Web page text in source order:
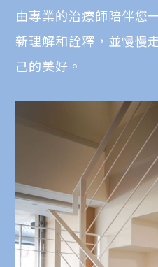
由專業的治療師陪伴您
新理解和詮釋，並慢慢
己的美好。